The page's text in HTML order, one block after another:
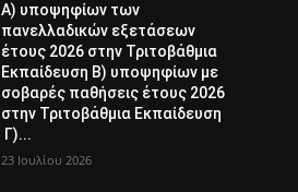
Α) υποψηφίων των
πανελλαδικών εξετάσεων
έτους 2026 στην Τριτοβάθμια
Εκπαίδευση Β) υποψηφίων με
σοβαρές παθήσεις έτους 2026
στην Τριτοβάθμια Εκπαίδευση
Γ)...
23 Ιουλίου 2026